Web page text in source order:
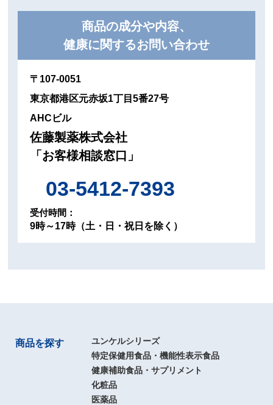
商品の成分や内容、
健康に関するお問い合わせ
〒107-0051
東京都港区元赤坂1丁目5番27号
AHCビル
佐藤製薬株式会社
「お客様相談窓口」
03-5412-7393
受付時間：
9時～17時（土・日・祝日を除く）
商品を探す
ユンケルシリーズ
特定保健用食品・機能性表示食品
健康補助食品・サプリメント
化粧品
医薬品